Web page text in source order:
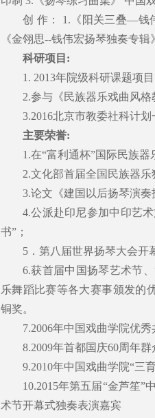
创 作： 1.《阳关三叠—钱
《金翎思--钱伟宏扬琴独奏专
科研项目:
1. 2013年院级科研课题项
2.参与《民族器乐戏曲风格
3.2016北京市教委社科计
主要荣誉:
1.在“富利通杯”国际民族器
2.文化部首届全国民族器
3.论文《建国以后扬琴演
4.公派赴印尼参加中印艺
书”；
5．第八届世界扬琴大会开
6.获首届中国扬琴艺术节
乐舞蹈比赛等各大赛事颁发的
铜奖。
7.2006年中国戏曲学院优秀
8.2009年首都国庆60周年群
9.2010年中国戏曲学院“三
10.2015年第五届“金芦笙”
术节开幕式独奏表演嘉宾